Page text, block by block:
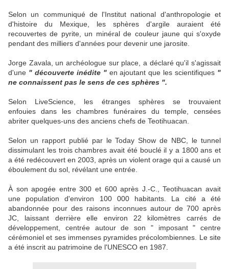
Selon un communiqué de l'Institut national d'anthropologie et
d'histoire du Mexique, les sphères d'argile auraient été
recouvertes de pyrite, un minéral de couleur jaune qui s'oxyde
pendant des milliers d'années pour devenir une jarosite.
Jorge Zavala, un archéologue sur place, a déclaré qu'il s'agissait
d'une " découverte inédite "en ajoutant que les scientifiques "
ne connaissent pas le sens de ces sphères ".
Selon LiveScience, les étranges sphères se trouvaient
enfouies dans les chambres funéraires du temple, censées
abriter quelques-uns des anciens chefs de Teotihuacan.
Selon un rapport publié par le Today Show de NBC, le tunnel
dissimulant les trois chambres avait été bouclé il y a 1800 ans et
a été redécouvert en 2003, après un violent orage qui a causé un
éboulement du sol, révélant une entrée.
À son apogée entre 300 et 600 après J.-C., Teotihuacan avait
une population d'environ 100 000 habitants. La cité a été
abandonnée pour des raisons inconnues autour de 700 après
JC, laissant derrière elle environ 22 kilomètres carrés de
développement, centrée autour de son " imposant " centre
cérémoniel et ses immenses pyramides précolombiennes. Le site
a été inscrit au patrimoine de l'UNESCO en 1987.